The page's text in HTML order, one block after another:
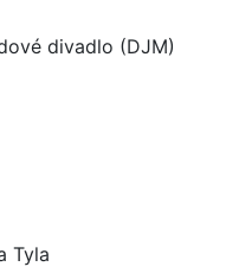
divadlo (DJM)
Tyla